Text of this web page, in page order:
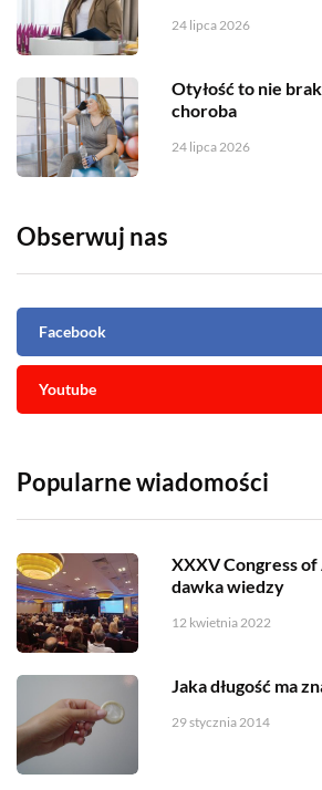
24 lipca 2026
Otyłość to nie
choroba
24 lipca 2026
Obserwuj nas
Facebook
Youtube
Popularne wiadomości
XXXV Congress
dawka wiedzy
12 kwietnia 2022
Jaka długość ma
29 stycznia 2014